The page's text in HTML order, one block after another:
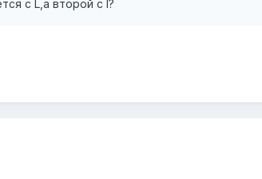
с L,а второй с I?